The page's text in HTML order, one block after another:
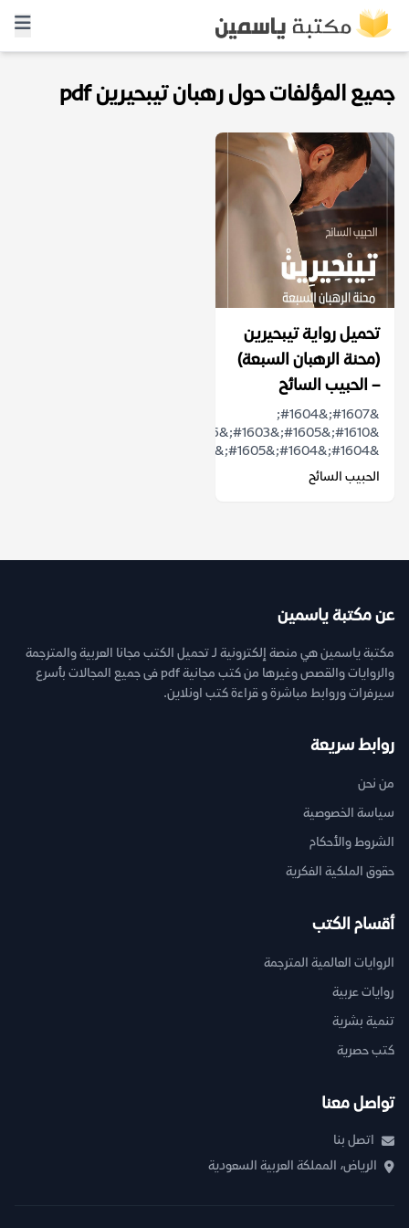
جميع المؤلفات حول رهبان تيبحيرين pdf
تحميل رواية تيبحيرين
(محنة الرهبان السبعة)
– الحبيب السائح
&#1607;&#1604;
&#1604;&#1604;&#1605;&#1603;&#1575;&...
الحبيب السائح
عن مكتبة ياسمين
مكتبة ياسمين هي منصة إلكترونية لـ تحميل الكتب مجانا العربية والمترجمة
والروايات والقصص وغيرها من كتب مجانية pdf فى جميع المجالات بأسرع
سيرفرات وروابط مباشرة و قراءة كتب اونلاين.
روابط سريعة
من نحن
سياسة الخصوصية
الشروط والأحكام
حقوق الملكية الفكرية
أقسام الكتب
الروايات العالمية المترجمة
روايات عربية
تنمية بشرية
كتب حصرية
تواصل معنا
اتصل بنا
الرياض، المملكة العربية السعودية